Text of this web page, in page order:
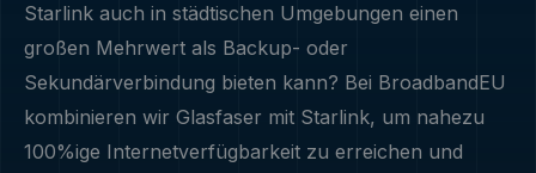
Starlink auch in städtischen Umgebungen einen
großen Mehrwert als Backup- oder
Sekundärverbindung bieten kann? Bei BroadbandEU
kombinieren wir Glasfaser mit Starlink, um nahezu
100%ige Internetverfügbarkeit zu erreichen und